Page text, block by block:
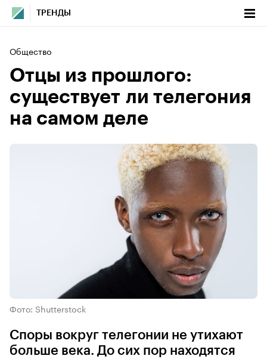
ТРЕНДЫ
Общество
Отцы из прошлого:
существует ли телегония
на самом деле
Фото: Shutterstock
Споры вокруг телегонии не утихают
больше века. До сих пор находятся